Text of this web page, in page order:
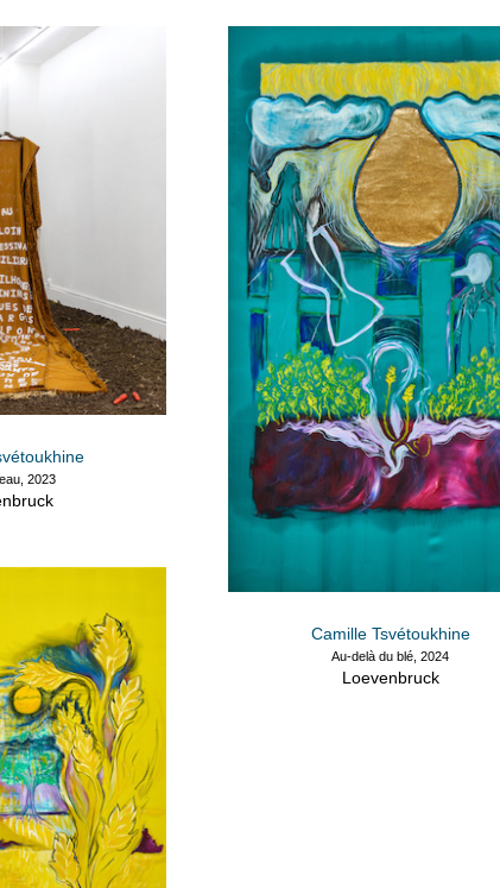
2023
Camille Tsvétoukhine
Au-delà du blé, 2024
Loevenbruck